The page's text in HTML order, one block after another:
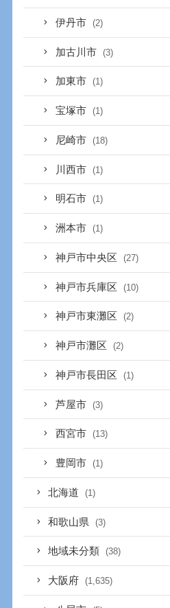
伊丹市 (2)
加古川市 (3)
加東市 (1)
宝塚市 (1)
尼崎市 (18)
川西市 (1)
明石市 (1)
洲本市 (1)
神戸市中央区 (27)
神戸市兵庫区 (10)
神戸市東灘区 (2)
神戸市灘区 (2)
神戸市長田区 (1)
芦屋市 (3)
西宮市 (13)
豊岡市 (1)
北海道 (1)
和歌山県 (3)
地域未分類 (38)
大阪府 (1,635)